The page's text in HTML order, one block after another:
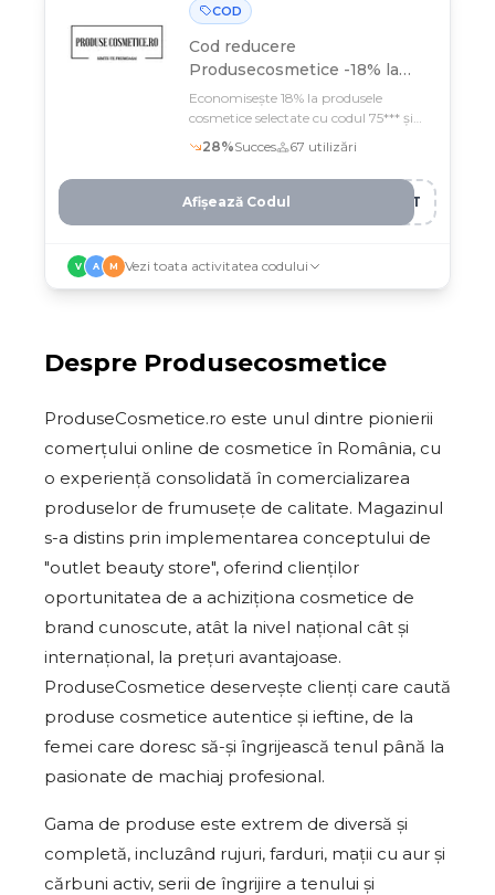
COD
Cod reducere
Produsecosmetice -18% la
produsele selectate
Economisește 18% la produsele
cosmetice selectate cu codul 75*** și
cumpără din cel mai vechi outlet
beauty store din România
28%Succes 67 utilizări
LFT
Afișează Codul
V A M Vezi toata activitatea codului
Despre Produsecosmetice
ProduseCosmetice.ro este unul dintre pionierii
comerțului online de cosmetice în România, cu
o experiență consolidată în comercializarea
produselor de frumusețe de calitate. Magazinul
s-a distins prin implementarea conceptului de
"outlet beauty store", oferind clienților
oportunitatea de a achiziționa cosmetice de
brand cunoscute, atât la nivel național cât și
internațional, la prețuri avantajoase.
ProduseCosmetice deservește clienți care caută
produse cosmetice autentice și ieftine, de la
femei care doresc să-și îngrijească tenul până la
pasionate de machiaj profesional.
Gama de produse este extrem de diversă și
completă, incluzând rujuri, farduri, mații cu aur și
cărbuni activ, serii de îngrijire a tenului și